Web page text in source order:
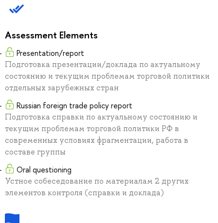
Assessment Elements
Presentation/report
Подготовка презентации/доклада по актуальному
состоянию и текущим проблемам торговой политики
отдельных зарубежных стран
Russian foreign trade policy report
Подготовка справки по актуальному состоянию и
текущим проблемам торговой политики РФ в
современных условиях фрагментации, работа в
составе группы
Oral questioning
Устное собеседование по материалам 2 других
элементов контроля (справки и доклада)